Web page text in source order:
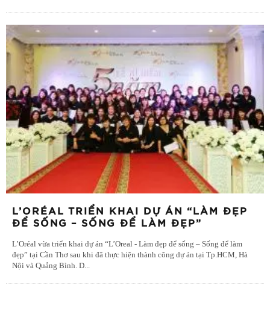
L’ORÉAL TRIỂN KHAI DỰ ÁN “LÀM ĐẸP
ĐỂ SỐNG – SỐNG ĐỂ LÀM ĐẸP”
L’Oréal vừa triển khai dự án “L’Oreal - Làm đẹp để sống – Sống để làm
đẹp” tại Cần Thơ sau khi đã thực hiện thành công dự án tại Tp.HCM, Hà
Nội và Quảng Bình. D...